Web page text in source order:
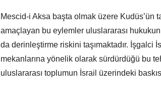
Mescid-i Aksa başta olmak üzere Kudüs’ün
amaçlayan bu eylemler uluslararası
da derinleştirme riskini taşımaktadır. İşgalci
mekanlarına yönelik olarak sürdürdüğü bu
uluslararası toplumun İsrail üzerindeki